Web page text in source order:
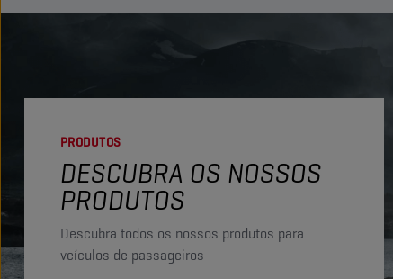
PRODUTOS
DESCUBRA OS NOSSOS
PRODUTOS
Descubra todos os nossos produtos para
veículos de passageiros